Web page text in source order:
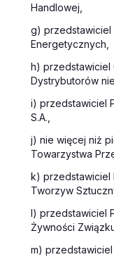
Handlowej,
g) przedstawiciel
Energetycznych,
h) przedstawiciel
Dystrybutorów
i) przedstawiciel
S.A.,
j) nie więcej niż
Towarzystwa
k) przedstawiciel
Tworzyw
l) przedstawiciel
Żywności
m)